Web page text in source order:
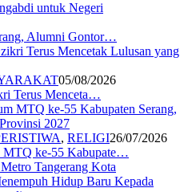
Alumni Gontor…
05/08/2026
Terus Menceta…
, RELIGI26/07/2026
MTQ ke-55 Kabupate…